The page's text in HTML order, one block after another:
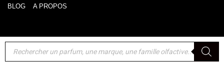
BLOG A PROPOS